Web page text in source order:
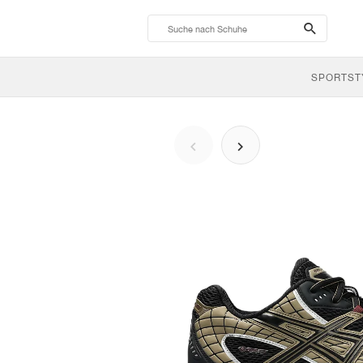
search-
btn